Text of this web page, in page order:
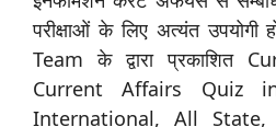
परीक्षाओं के लिए अत्यंत उपयोगी
Team के द्वारा प्रकाशित
Current Affairs Quiz
International, All State,